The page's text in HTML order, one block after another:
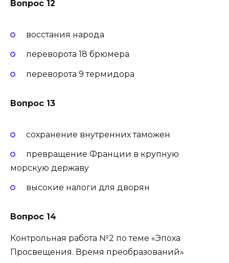
Вопрос 12
восстания народа
переворота 18 брюмера
переворота 9 термидора
Вопрос 13
сохранение внутренних таможен
превращение Франции в крупную
морскую державу
высокие налоги для дворян
Вопрос 14
Контрольная работа №2 по теме «Эпоха
Просвещения. Время преобразований»